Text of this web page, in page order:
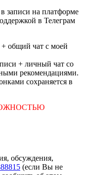
записи на платформе
в Телеграм
общий чат с моей
+ личный чат со
рекомендациями.
сохраняется в
обсуждения,
(если Вы не